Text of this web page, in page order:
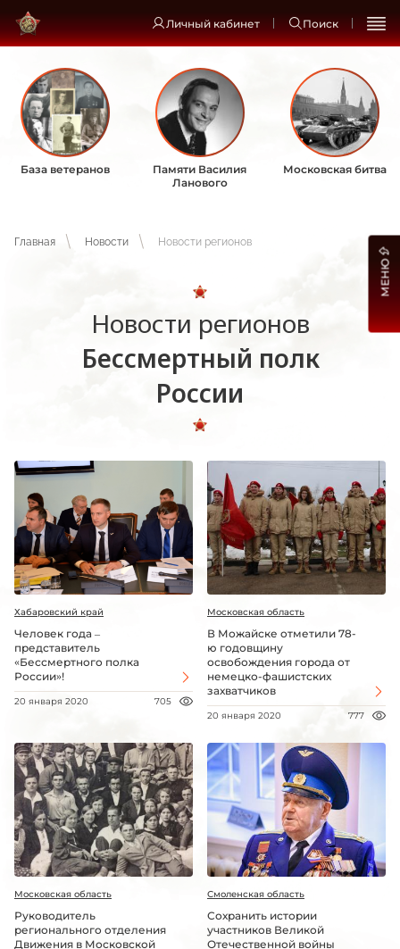
Личный кабинет Поиск
База ветеранов
Памяти Василия
Ланового
Московская битва
Главная Новости Новости регионов
Новости регионов
Бессмертный полк
России
Хабаровский край
Человек года –
представитель
«Бессмертного полка
России»!
20 января 2020 705
Московская область
В Можайске отметили 78-
ю годовщину
освобождения города от
немецко-фашистских
захватчиков
20 января 2020 777
Московская область
Руководитель
регионального отделения
Движения в Московской
Смоленская область
Сохранить истории
участников Великой
Отечественной войны
МЕНЮ